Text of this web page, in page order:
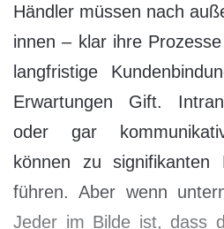
Händler müssen nach
innen – klar ihre
langfristige
Erwartungen Gift.
oder gar
können zu signifikanten
führen. Aber wenn
Jeder im Bilde ist, dass